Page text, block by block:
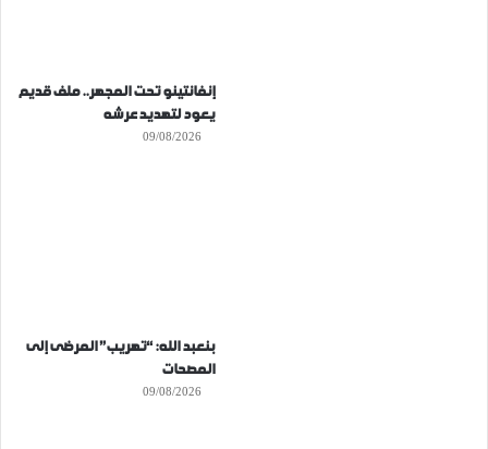
إنفانتينو تحت المجهر.. ملف قديم
يعود لتهديد عرشه
09/08/2026
بنعبد الله: “تهريب” المرضى إلى
المصحات
09/08/2026